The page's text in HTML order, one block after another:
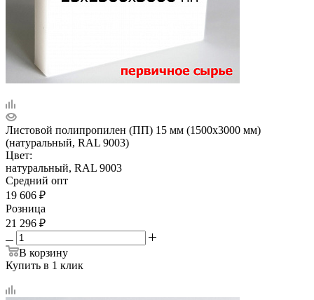
Листовой полипропилен (ПП) 15 мм (1500х3000 мм)
(натуральный, RAL 9003)
Цвет:
натуральный, RAL 9003
Средний опт
19 606 ₽
Розница
21 296 ₽
В корзину
Купить в 1 клик